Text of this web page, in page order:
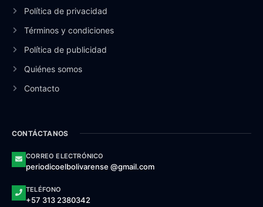
Política de privacidad
Términos y condiciones
Política de publicidad
Quiénes somos
Contacto
CONTÁCTANOS
CORREO ELECTRÓNICO
periodicoelbolivarense @gmail.com
TELÉFONO
+57 313 2380342